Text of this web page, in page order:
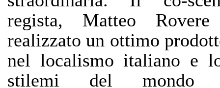
regista, Matteo
realizzato un ottimo
nel localismo italiano e
stilemi del mondo